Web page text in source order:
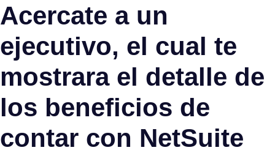
Acercate a un
ejecutivo, el cual te
mostrara el detalle de
los beneficios de
contar con NetSuite